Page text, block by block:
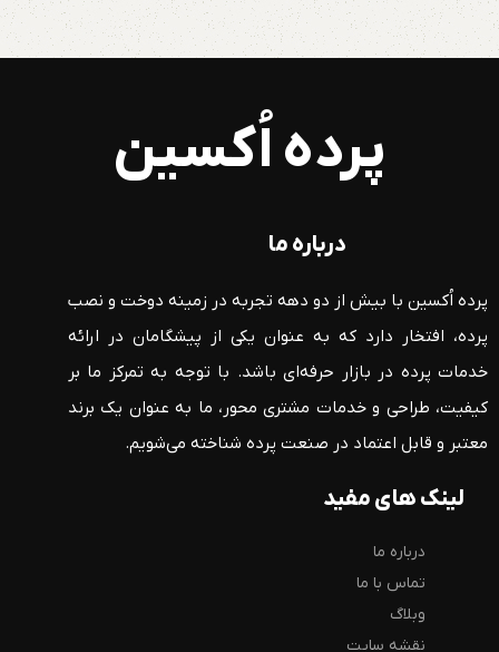
پرده اُکسین
درباره ما
پرده اُکسین با بیش از دو دهه تجربه در زمینه دوخت و نصب
پرده، افتخار دارد که به عنوان یکی از پیشگامان در ارائه
خدمات پرده در بازار حرفه‌ای باشد. با توجه به تمرکز ما بر
کیفیت، طراحی و خدمات مشتری محور، ما به عنوان یک برند
معتبر و قابل اعتماد در صنعت پرده شناخته می‌شویم.
لینک های مفید
درباره ما
تماس با ما
وبلاگ
نقشه سایت